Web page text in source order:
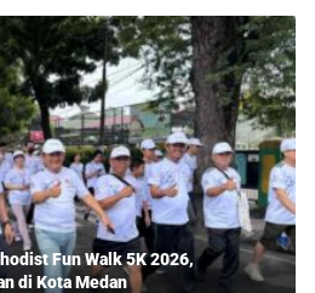
Fun Walk 5K 2026,
di Kota Medan